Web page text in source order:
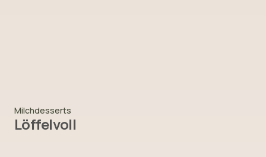
Milchdesserts
Löffelvoll